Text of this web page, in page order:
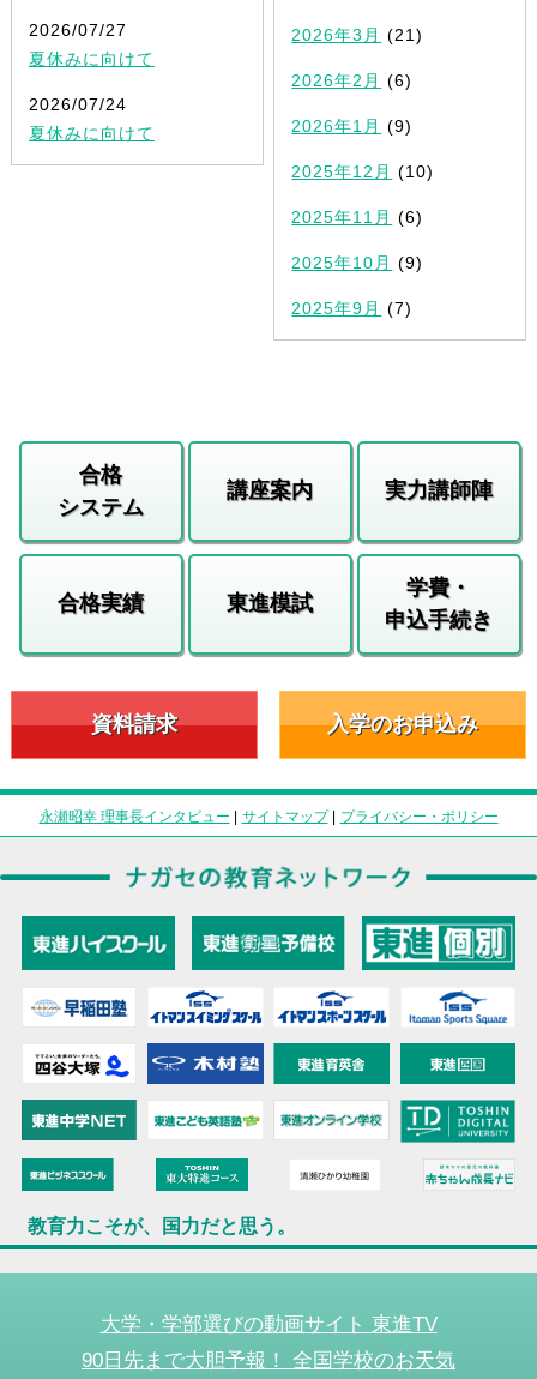
2026/07/27
夏休みに向けて
2026/07/24
夏休みに向けて
2026年3月 (21)
2026年2月 (6)
2026年1月 (9)
2025年12月 (10)
2025年11月 (6)
2025年10月 (9)
2025年9月 (7)
合格
システム
講座案内 実力講師陣
合格実績 東進模試
学費・
申込手続き
資料請求 入学のお申込み
永瀬昭幸 理事長インタビュー | サイトマップ| プライバシー・ポリシー
教育力こそが、国力だと思う。
大学・学部選びの動画サイト 東進TV
90日先まで大胆予報！ 全国学校のお天気